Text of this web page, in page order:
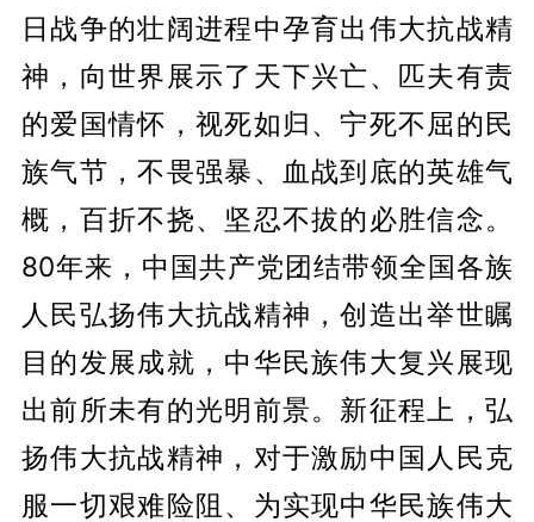
日战争的壮阔进程中孕育出伟大抗战精
神，向世界展示了天下兴亡、匹夫有责
的爱国情怀，视死如归、宁死不屈的民
族气节，不畏强暴、血战到底的英雄气
概，百折不挠、坚忍不拔的必胜信念。
80年来，中国共产党团结带领全国各族
人民弘扬伟大抗战精神，创造出举世瞩
目的发展成就，中华民族伟大复兴展现
出前所未有的光明前景。新征程上，弘
扬伟大抗战精神，对于激励中国人民克
服一切艰难险阻、为实现中华民族伟大